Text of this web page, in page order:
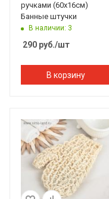
ручками (60х16см)
Банные штучки
В наличии: 3
290 руб./шт
В корзину